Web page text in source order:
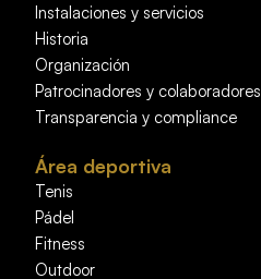
Instalaciones y servicios
Historia
Organización
Patrocinadores y colaboradores
Transparencia y compliance
Área deportiva
Tenis
Pádel
Fitness
Outdoor